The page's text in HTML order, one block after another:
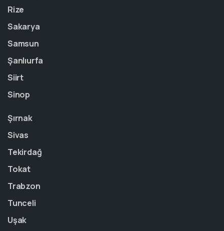
Rize
Sakarya
Samsun
Şanlıurfa
Siirt
Sinop
Şırnak
Sivas
Tekirdağ
Tokat
Trabzon
Tunceli
Uşak